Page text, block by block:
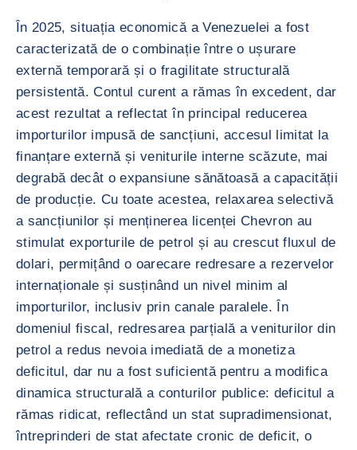
În 2025, situația economică a Venezuelei a fost
caracterizată de o combinație între o ușurare
externă temporară și o fragilitate structurală
persistentă. Contul curent a rămas în excedent, dar
acest rezultat a reflectat în principal reducerea
importurilor impusă de sancțiuni, accesul limitat la
finanțare externă și veniturile interne scăzute, mai
degrabă decât o expansiune sănătoasă a capacității
de producție. Cu toate acestea, relaxarea selectivă
a sancțiunilor și menținerea licenței Chevron au
stimulat exporturile de petrol și au crescut fluxul de
dolari, permițând o oarecare redresare a rezervelor
internaționale și susținând un nivel minim al
importurilor, inclusiv prin canale paralele. În
domeniul fiscal, redresarea parțială a veniturilor din
petrol a redus nevoia imediată de a monetiza
deficitul, dar nu a fost suficientă pentru a modifica
dinamica structurală a conturilor publice: deficitul a
rămas ridicat, reflectând un stat supradimensionat,
întreprinderi de stat afectate cronic de deficit, o